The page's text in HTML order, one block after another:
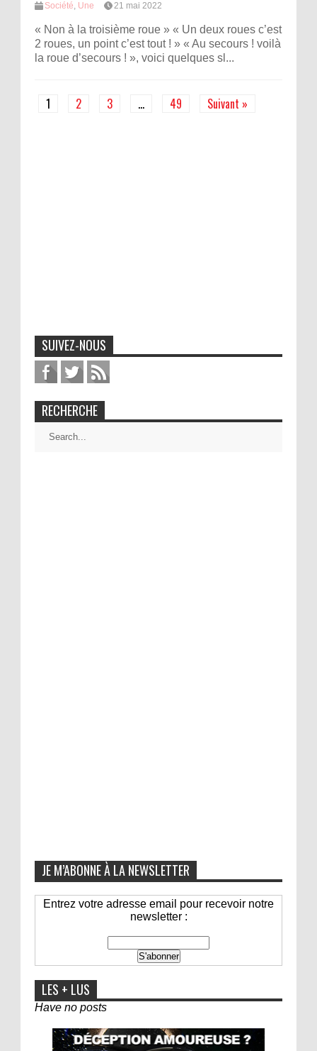
Société, Une 21 mai 2022
« Non à la troisième roue » « Un deux roues c’est
2 roues, un point c’est tout ! » « Au secours ! voilà
la roue d’secours ! », voici quelques sl...
1 2 3 … 49 Suivant »
SUIVEZ-NOUS
RECHERCHE
JE M’ABONNE À LA NEWSLETTER
Entrez votre adresse email pour recevoir notre
newsletter :
LES + LUS
Have no posts